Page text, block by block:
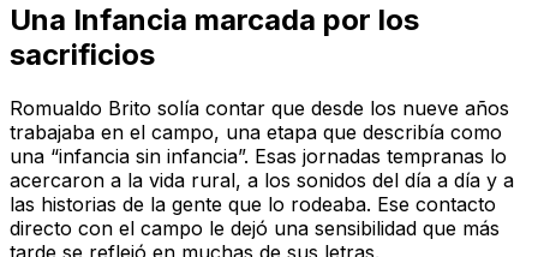
Una Infancia marcada por los
sacrificios
Romualdo Brito solía contar que desde los nueve años
trabajaba en el campo, una etapa que describía como
una “infancia sin infancia”. Esas jornadas tempranas lo
acercaron a la vida rural, a los sonidos del día a día y a
las historias de la gente que lo rodeaba. Ese contacto
directo con el campo le dejó una sensibilidad que más
tarde se reflejó en muchas de sus letras.